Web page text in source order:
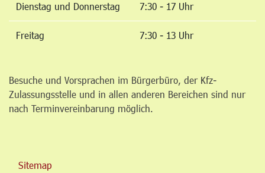
Dienstag und Donnerstag 7:30 - 17 Uhr
Freitag 7:30 - 13 Uhr
Besuche und Vorsprachen im Bürgerbüro, der Kfz-
Zulassungsstelle und in allen anderen Bereichen sind nur
nach Terminvereinbarung möglich.
Sitemap